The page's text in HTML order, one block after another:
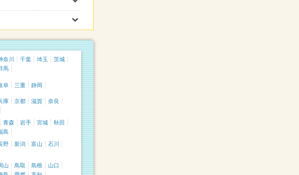
奈川 千葉 埼玉
茨城
馬
阜 三重 静岡
庫 京都 滋賀
奈良
青森 岩手 宮城
秋田
島
野 新潟 富山
石川
山 鳥取 島根
山口